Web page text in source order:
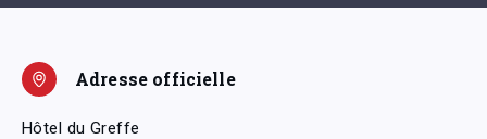
Adresse officielle
Hôtel du Greffe